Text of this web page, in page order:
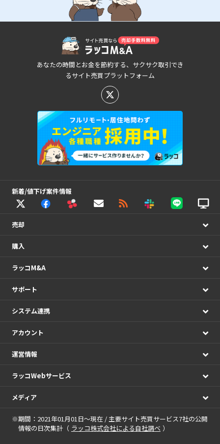
あなたの時間とお金を節約する、サクサク取引でき
るサイト売買プラットフォーム
新着/値下げ案件情報
売却
購入
ラッコM&A
サポート
システム連携
アカウント
運営情報
ラッコWebサービス
メディア
※期間：2021年01月01日～現在 / 主要サイト売買サービス7社の公開
情報の日次集計（ ラッコ株式会社による自社調べ ）